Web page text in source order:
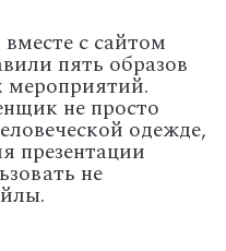
с сайтом
пять образов
мероприятий.
не просто
одежде,
презентации
не